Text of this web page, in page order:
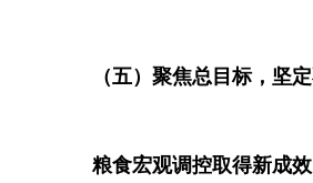
（五）聚焦总目标，坚
粮食宏观调控取得新成效